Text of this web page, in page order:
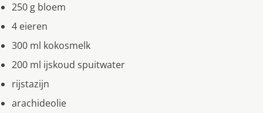
250 g bloem
4 eieren
300 ml kokosmelk
200 ml ijskoud spuitwater
rijstazijn
arachideolie